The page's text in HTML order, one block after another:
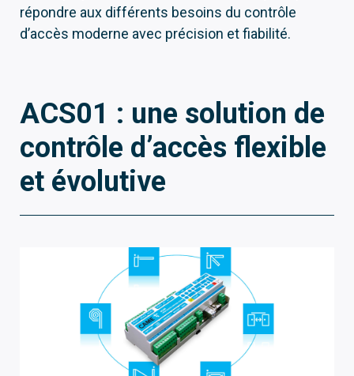
répondre aux différents besoins du contrôle
d’accès moderne avec précision et fiabilité.
ACS01 : une solution de
contrôle d’accès flexible
et évolutive